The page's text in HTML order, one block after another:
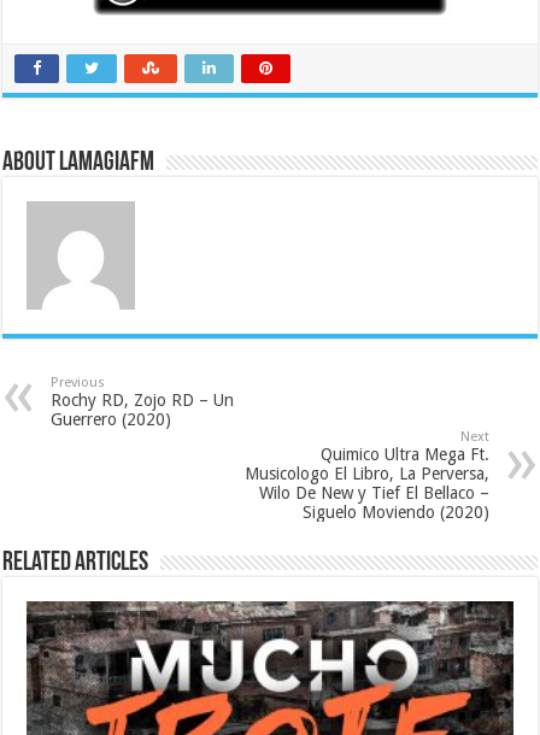
About LaMagiaFM
Previous
Rochy RD, Zojo RD – Un
Guerrero (2020)
Next
Quimico Ultra Mega Ft.
Musicologo El Libro, La Perversa,
Wilo De New y Tief El Bellaco –
Siguelo Moviendo (2020)
Related Articles